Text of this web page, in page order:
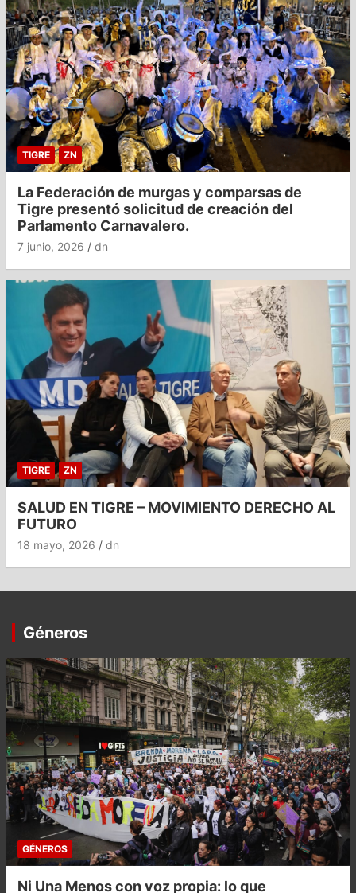
TIGRE ZN
La Federación de murgas y comparsas de
Tigre presentó solicitud de creación del
Parlamento Carnavalero.
7 junio, 2026 dn
TIGRE ZN
SALUD EN TIGRE – MOVIMIENTO DERECHO AL
FUTURO
18 mayo, 2026 dn
Géneros
GÉNEROS
Ni Una Menos con voz propia: lo que